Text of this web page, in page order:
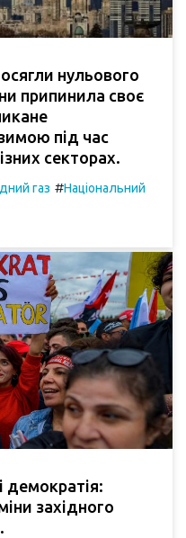
нульового
припинила своє
під час
секторах.
газ #Національний
демократія:
західного